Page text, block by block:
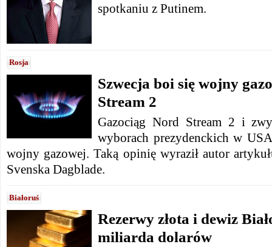
spotkaniu z Putinem.
Rosja
Szwecja boi się wojny
Stream 2
Gazociąg Nord Stream 2 i
wyborach prezydenckich w
wojny gazowej. Taką opinię wyraził autor
Svenska Dagblade.
Białoruś
Rezerwy złota i dewiz
miliarda dolarów